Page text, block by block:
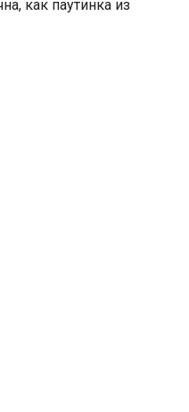
как паутинка из